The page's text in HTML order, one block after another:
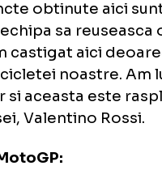
pe
s-a dovedit a fi
terminand
de "Kentucky
prima
puncte obtinute